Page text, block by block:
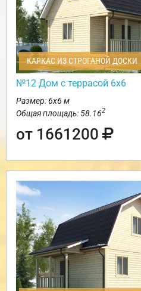
КАРКАС ИЗ СТРОГАНОЙ ДОСКИ
№12 Дом с террасой 6х6
Размер: 6х6 м
Общая площадь: 58.162
от 1661200